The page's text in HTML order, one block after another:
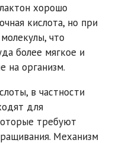
хорошо
кислота, но при
что
более мягкое и
на организм.
в частности
для
требуют
Механизм